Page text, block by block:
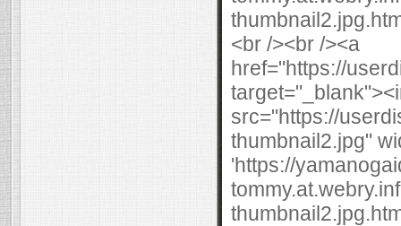
<br /><br /><a
href="https://
src="https://
thumbnail2.jpg"
'https://